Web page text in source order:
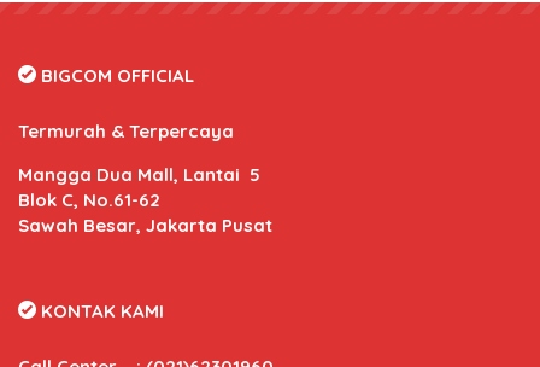
BIGCOM OFFICIAL
Termurah & Terpercaya
Mangga Dua Mall, Lantai 5
Blok C, No.61-62
Sawah Besar, Jakarta Pusat
KONTAK KAMI